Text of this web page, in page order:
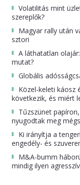
Volatilitás mint
szereplők?
Magyar rally után
sztori
A láthatatlan
mutat?
Globális
Közel-keleti káosz
következik, és miért
Tűzszünet
nyugodtak meg
Ki irányítja a
engedély- és
M&A-bumm
mindig ilyen